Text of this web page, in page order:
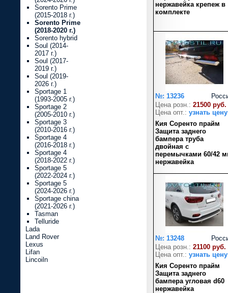
нержавейка крепеж в
комплекте
№: 13236
Цена розн.: 21500 руб.
Цена опт.: узнать цену
Кия Соренто прайм
Защита заднего
бампера труба
двойная с
перемычками 60/42
нержавейка
№: 13248
Цена розн.: 21100 руб.
Цена опт.: узнать цену
Кия Соренто прайм
Защита заднего
бампера угловая d60
нержавейка
Sorento Prime
(2015-2018 г.)
Sorento Prime
(2018-2020 г.)
Sorento hybrid
Soul (2014-
2017 г.)
Soul (2017-
2019 г.)
Soul (2019-
2026 г.)
Sportage 1
(1993-2005 г.)
Sportage 2
(2005-2010 г.)
Sportage 3
(2010-2016 г.)
Sportage 4
(2016-2018 г.)
Sportage 4
(2018-2022 г.)
Sportage 5
(2022-2024 г.)
Sportage 5
(2024-2026 г.)
Sportage china
(2021-2026 г.)
Tasman
Telluride
Lada
Land Rover
Lexus
Lifan
Lincoiln